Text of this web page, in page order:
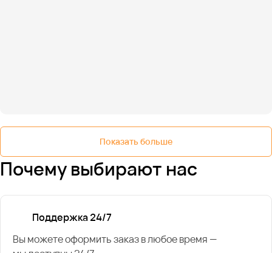
Показать больше
Почему выбирают нас
Поддержка 24/7
Вы можете оформить заказ в любое время —